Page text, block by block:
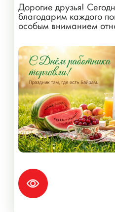
Дорогие друзья!
благодарим каждого
особым вниманием